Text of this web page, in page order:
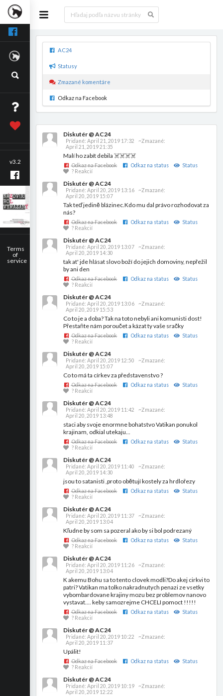
v3.2
Terms
of
service
AC24
Statusy
Zmazané komentáre
Odkaz na Facebook
Diskutér @ AC24
Pridané:April 21, 2019 17:32
~Zmazané:
April 21, 2019 21:35
Malí ho zabít debila ☠️☠️☠️☠️
Odkaz na Facebook Odkaz na status
Status
? Reakcií
Diskutér @ AC24
Pridané:April 20, 2019 13:16
~Zmazané:
April 20, 2019 15:07
Tak teď jedině blázinec.Kdo mu dal právo rozhodovat za
nás?
Odkaz na Facebook Odkaz na status
Status
? Reakcií
Diskutér @ AC24
Pridané:April 20, 2019 13:07
~Zmazané:
April 20, 2019 14:30
tak at' jde hlásat slovo boží do jejich domoviny, nepřežil
by ani den
Odkaz na Facebook Odkaz na status
Status
? Reakcií
Diskutér @ AC24
Pridané:April 20, 2019 13:06
~Zmazané:
April 20, 2019 15:53
Co to je a doba? Tak na toto nebyli ani komunisti dost!
Přestaňte nám poroučet a kázat ty vaše sračky
Odkaz na Facebook Odkaz na status
Status
? Reakcií
Diskutér @ AC24
Pridané:April 20, 2019 12:50
~Zmazané:
April 20, 2019 15:07
Co to má ta církev za představenstvo ?
Odkaz na Facebook Odkaz na status
Status
? Reakcií
Diskutér @ AC24
Pridané:April 20, 2019 11:42
~Zmazané:
April 20, 2019 13:48
staci aby svoje enormne bohatstvo Vatikan ponukol
krajinam, odkial utekaju...
Odkaz na Facebook Odkaz na status
Status
? Reakcií
Diskutér @ AC24
Pridané:April 20, 2019 11:40
~Zmazané:
April 20, 2019 14:30
jsou to satanisti ,proto obětují kostely za hrdlořezy
Odkaz na Facebook Odkaz na status
Status
? Reakcií
Diskutér @ AC24
Pridané:April 20, 2019 11:37
~Zmazané:
April 20, 2019 13:04
Kľudne by som sa pozeral ako by si bol podrezaný
Odkaz na Facebook Odkaz na status
Status
? Reakcií
Diskutér @ AC24
Pridané:April 20, 2019 11:26
~Zmazané:
April 20, 2019 13:04
K akemu Bohu sa to tento clovek modli?Do akej cirkvi to
patri? Vatikan ma tolko nakradnutych penazi ze vsetky
vybombardovane krajiny mozu bez problemov nanovo
vystavat.... keby samozrejme CHCELI pomoct !!!!!
Odkaz na Facebook Odkaz na status
Status
? Reakcií
Diskutér @ AC24
Pridané:April 20, 2019 10:22
~Zmazané:
April 20, 2019 11:37
Upálit!
Odkaz na Facebook Odkaz na status
Status
? Reakcií
Diskutér @ AC24
Pridané:April 20, 2019 10:19
~Zmazané:
April 20, 2019 12:22